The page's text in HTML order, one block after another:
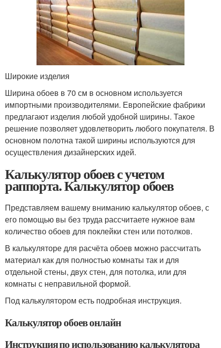
Широкие изделия
Ширина обоев в 70 см в основном используется
импортными производителями. Европейские фабрики
предлагают изделия любой удобной ширины. Такое
решение позволяет удовлетворить любого покупателя. В
основном полотна такой ширины используются для
осуществления дизайнерских идей.
Калькулятор обоев с учетом
раппорта. Калькулятор обоев
Представляем вашему вниманию калькулятор обоев, с
его помощью вы без труда рассчитаете нужное вам
количество обоев для поклейки стен или потолков.
В калькуляторе для расчёта обоев можно рассчитать
материал как для полностью комнаты так и для
отдельной стены, двух стен, для потолка, или для
комнаты с неправильной формой.
Под калькулятором есть подробная инструкция.
Калькулятор обоев онлайн
Инструкция по использованию калькулятора